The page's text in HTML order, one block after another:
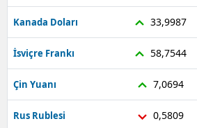
Kanada Doları 33,9987
İsviçre Frankı 58,7544
Çin Yuanı 7,0694
Rus Rublesi 0,5809